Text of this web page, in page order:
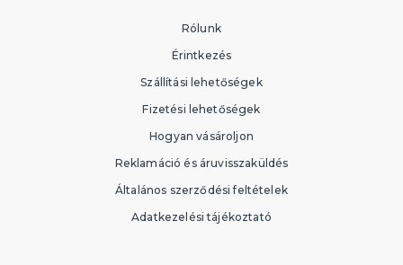
Rólunk
Érintkezés
Szállítási lehetőségek
Fizetési lehetőségek
Hogyan vásároljon
Reklamáció és áruvisszaküldés
Általános szerződési feltételek
Adatkezelési tájékoztató